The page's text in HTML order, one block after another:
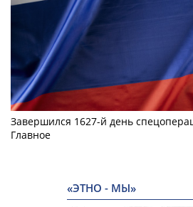
Завершился 1627-й день
Главное
«ЭТНО - МЫ»